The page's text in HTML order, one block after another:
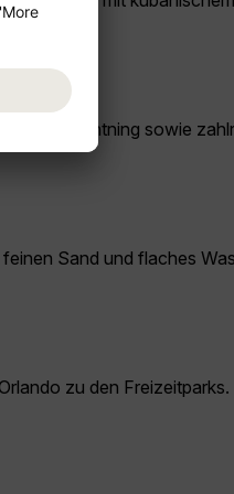
und Lightning sowie
Sand und flaches
zu den